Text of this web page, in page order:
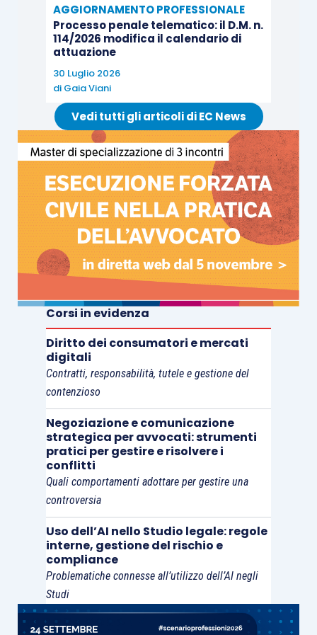
AGGIORNAMENTO PROFESSIONALE
Processo penale telematico: il D.M. n.
114/2026 modifica il calendario di
attuazione
30 Luglio 2026
di Gaia Viani
Vedi tutti gli articoli di EC News
Corsi in evidenza
Diritto dei consumatori e mercati
digitali
Contratti, responsabilità, tutele e gestione del
contenzioso
Negoziazione e comunicazione
strategica per avvocati: strumenti
pratici per gestire e risolvere i
conflitti
Quali comportamenti adottare per gestire una
controversia
Uso dell’AI nello Studio legale: regole
interne, gestione del rischio e
compliance
Problematiche connesse all’utilizzo dell’AI negli
Studi